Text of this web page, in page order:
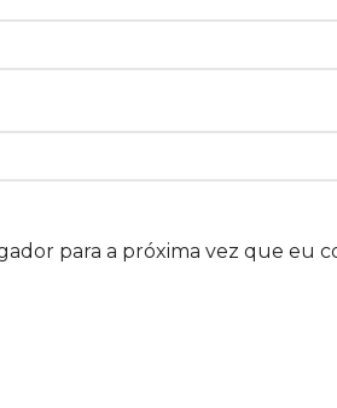
para a próxima vez que eu